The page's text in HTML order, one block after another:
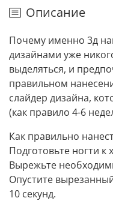
Описание
Почему именно 3д
дизайнами уже
выделяться, и
правильном
слайдер дизайна,
(как правило 4-6
Как правильно
Подготовьте ногти к
Вырежьте
Опустите
10 секунд.